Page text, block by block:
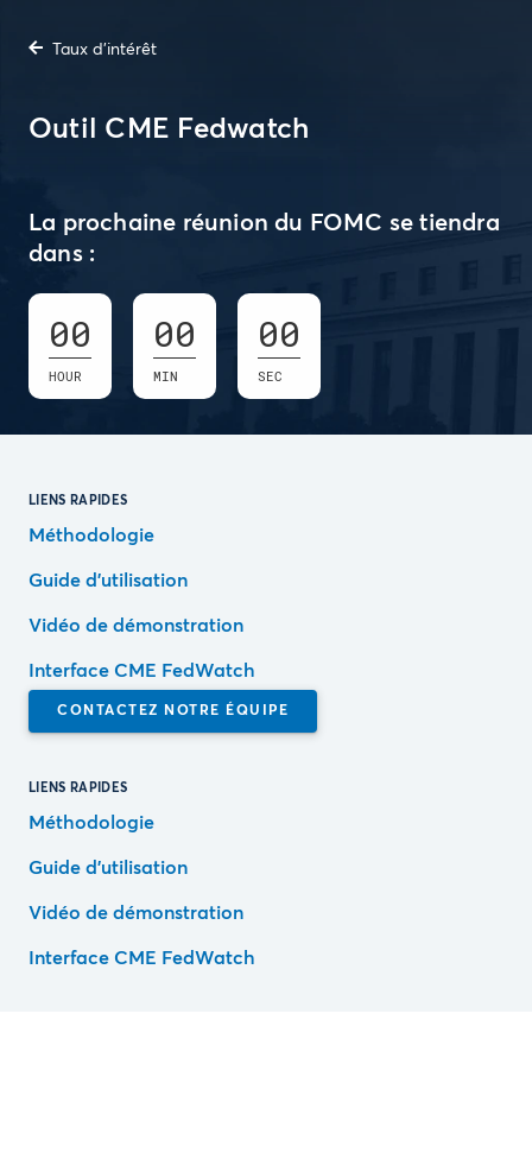
Taux d'intérêt
Outil CME Fedwatch
La prochaine réunion du FOMC se tiendra
dans :
00
HOUR
00
MIN
00
SEC
LIENS RAPIDES
Méthodologie
Guide d’utilisation
Vidéo de démonstration
Interface CME FedWatch
CONTACTEZ NOTRE ÉQUIPE
LIENS RAPIDES
Méthodologie
Guide d’utilisation
Vidéo de démonstration
Interface CME FedWatch